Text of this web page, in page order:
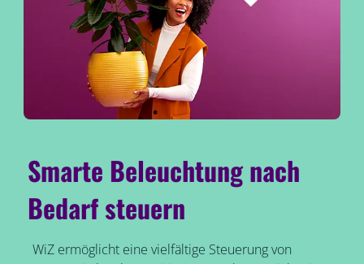
Smarte Beleuchtung nach
Bedarf steuern
WiZ ermöglicht eine vielfältige Steuerung von